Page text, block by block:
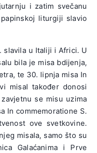
i zatim svečanu
liturgiji slavio
slavila u Italiji i Africi. U
bila je misa bdijenja,
te 30. lipnja misa In
misal također donosi
se misu uzima
In commemoratione S.
ove svetkovine.
misala, samo što su
Galaćanima i Prve